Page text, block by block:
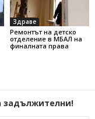
Здраве
Ремонтът на детско
отделение в МБАЛ на
финалната права
задължителни!